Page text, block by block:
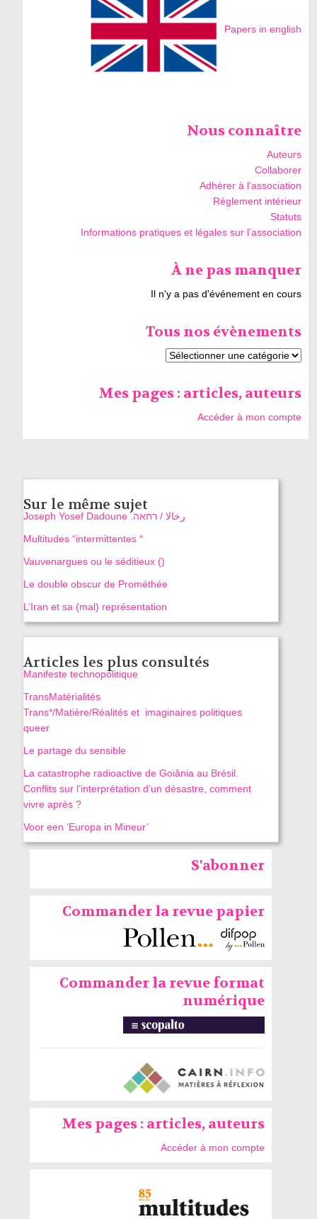
Papers in english
Nous connaître
Auteurs
Collaborer
Adhérer à l’association
Réglement intérieur
Statuts
Informations pratiques et légales sur l’association
À ne pas manquer
Il n'y a pas d'événement en cours
Tous nos évènements
Mes pages : articles, auteurs
Accéder à mon compte
Sur le même sujet
Joseph Yosef Dadoune .رخالا / רחאה
Multitudes “intermittentes “
Vauvenargues ou le séditieux ()
Le double obscur de Prométhée
L’Iran et sa (mal) représentation
Articles les plus consultés
Manifeste technopolitique
TransMatérialités
Trans*/Matière/Réalités et imaginaires politiques
queer
Le partage du sensible
La catastrophe radioactive de Goiânia au Brésil.
Conflits sur l’interprétation d’un désastre, comment
vivre après ?
Voor een ‘Europa in Mineur’
S'abonner
Commander la revue papier
Commander la revue format
numérique
Mes pages : articles, auteurs
Accéder à mon compte